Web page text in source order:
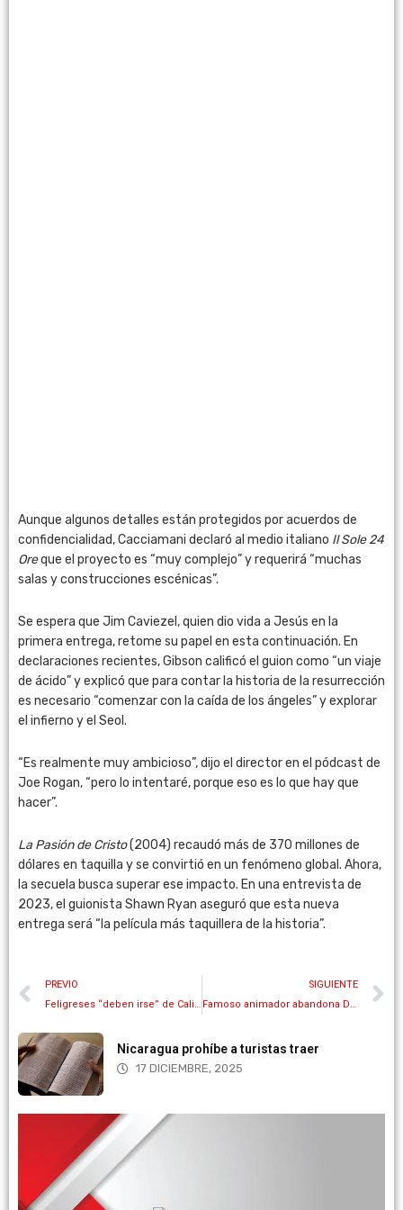
Aunque algunos detalles están protegidos por acuerdos de
confidencialidad, Cacciamani declaró al medio italiano Il Sole 24
Oreque el proyecto es “muy complejo” y requerirá “muchas
salas y construcciones escénicas”.
Se espera que Jim Caviezel, quien dio vida a Jesús en la
primera entrega, retome su papel en esta continuación. En
declaraciones recientes, Gibson calificó el guion como “un viaje
de ácido” y explicó que para contar la historia de la resurrección
es necesario “comenzar con la caída de los ángeles” y explorar
el infierno y el Seol.
“Es realmente muy ambicioso”, dijo el director en el pódcast de
Joe Rogan, “pero lo intentaré, porque eso es lo que hay que
hacer”.
La Pasión de Cristo(2004) recaudó más de 370 millones de
dólares en taquilla y se convirtió en un fenómeno global. Ahora,
la secuela busca superar ese impacto. En una entrevista de
2023, el guionista Shawn Ryan aseguró que esta nueva
entrega será “la película más taquillera de la historia”.
PREVIO
Feligreses “deben irse” de California si se aprueba el controvertido proyecto de ley parental, advierte pastor
SIGUIENTE
Famoso animador abandona Disney por una profunda convicción
Nicaragua prohíbe a turistas traer
17 DICIEMBRE, 2025
virtuales en la nube para que transmita sin
necesdad de tener sus propios equipos.